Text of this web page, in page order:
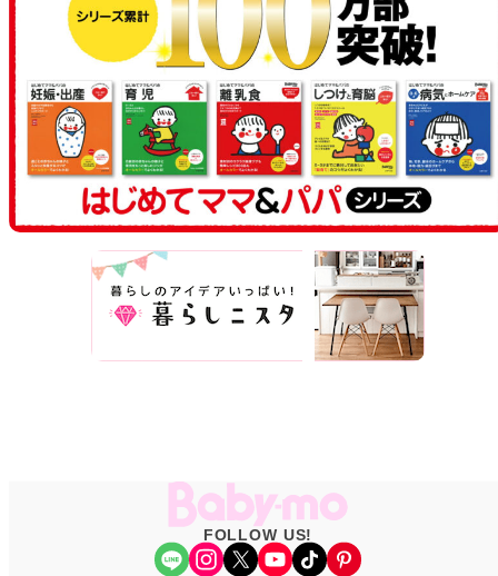
FOLLOW US!
Share Icon Instagram X YouTube TikTok Pinterest